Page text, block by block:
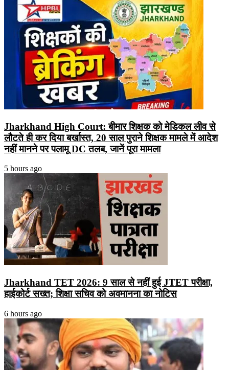
Jharkhand High Court: बीमार शिक्षक को मेडिकल लीव से
लौटते ही कर दिया बर्खास्त, 20 साल पुराने शिक्षक मामले में आदेश
नहीं मानने पर पलामू DC तलब, जानें पूरा मामला
5 hours ago
Jharkhand TET 2026: 9 साल से नहीं हुई JTET परीक्षा,
हाईकोर्ट सख्त; शिक्षा सचिव को अवमानना का नोटिस
6 hours ago